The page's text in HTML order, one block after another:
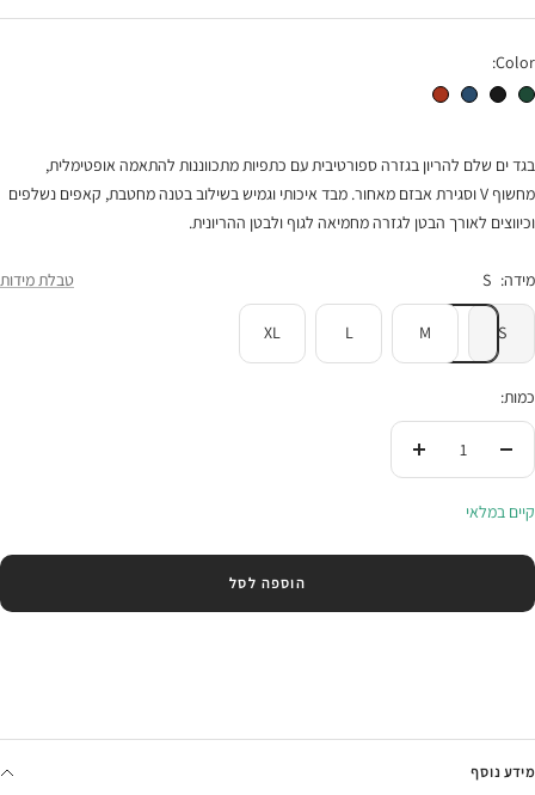
בהנחה
Color:
בגד ים שלם להריון Ibiza ירוק כהה בגד ים שלם להריון Ibiza שחורבגד ים שלם להריון Ibiza כחול אינדיגובגד ים שלם להריון Ibiza פפריקה
בגד ים שלם להריון בגזרה ספורטיבית עם כתפיות מתכווננות להתאמה אופטימלית,
מחשוף V וסגירת אבזם מאחור. מבד איכותי וגמיש בשילוב בטנה מחטבת, קאפים נשלפים
וכיווצים לאורך הבטן לגזרה מחמיאה לגוף ולבטן ההריונית.
מידה: S טבלת מידות
S
M
L
XL
כמות:
העלי
קיים במלאי
הוספה לסל
מידע נוסף